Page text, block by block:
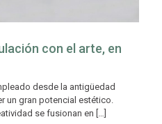
con el arte, en
desde la antigüedad
un gran potencial estético.
se fusionan en […]